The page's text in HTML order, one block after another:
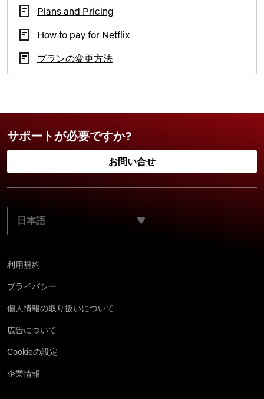
Plans and Pricing
How to pay for Netflix
プランの変更方法
サポートが必要ですか?
お問い合せ
ご使用になる言語を選択してください:
利用規約
プライバシー
個 人情 報 の取 り 扱 い につ い て
広告について
Cookieの設定
企業情報